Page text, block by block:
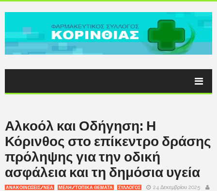
Αλκοόλ και Οδήγηση: Η
Κόρινθος στο επίκεντρο δράσης
πρόληψης για την οδική
ασφάλεια και τη δημόσια υγεία
ΑΝΑΚΟΙΝΩΣΕΙΣ/ΝΕΑ ΜΕΛΗ/ΤΟΠΙΚΑ ΘΕΜΑΤΑ ΣΥΛΛΟΓΟΣ
24 Δεκεμβρίου 2025